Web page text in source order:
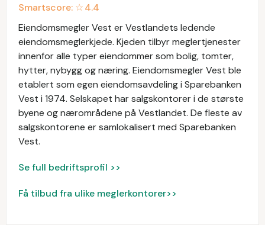
Smartscore: ☆4.4
Eiendomsmegler Vest er Vestlandets ledende
eiendomsmeglerkjede. Kjeden tilbyr meglertjenester
innenfor alle typer eiendommer som bolig, tomter,
hytter, nybygg og næring. Eiendomsmegler Vest ble
etablert som egen eiendomsavdeling i Sparebanken
Vest i 1974. Selskapet har salgskontorer i de største
byene og nærområdene på Vestlandet. De fleste av
salgskontorene er samlokalisert med Sparebanken
Vest.
Se full bedriftsprofil >>
Få tilbud fra ulike meglerkontorer>>